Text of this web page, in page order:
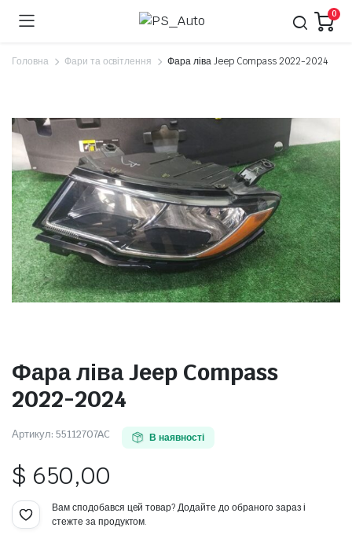
0
Головна Фари та освітлення Фара ліва Jeep Compass 2022-2024
Фара ліва Jeep Compass
2022-2024
Артикул: 55112707AC В наявності
$ 650,00
Вам сподобався цей товар? Додайте до обраного зараз і
стежте за продуктом.